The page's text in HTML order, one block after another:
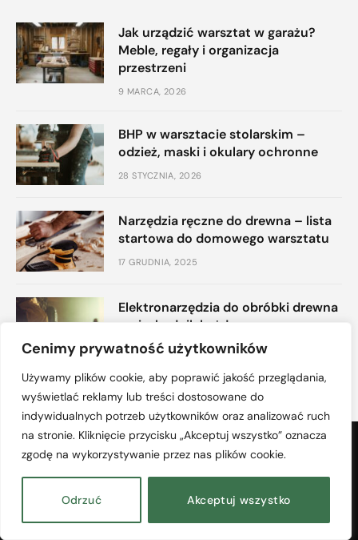
Cenimy prywatność użytkowników
Używamy plików cookie, aby poprawić jakość przeglądania,
wyświetlać reklamy lub treści dostosowane do
indywidualnych potrzeb użytkowników oraz analizować ruch
na stronie. Kliknięcie przycisku „Akceptuj wszystko” oznacza
zgodę na wykorzystywanie przez nas plików cookie.
Odrzuć Akceptuj wszystko
Jak urządzić warsztat w garażu?
Meble, regały i organizacja
przestrzeni
9 MARCA, 2026
BHP w warsztacie stolarskim –
odzież, maski i okulary ochronne
28 STYCZNIA, 2026
Narzędzia ręczne do drewna – lista
startowa do domowego warsztatu
17 GRUDNIA, 2025
Elektronarzędzia do obróbki drewna
– niezbędnik każdego
majsterkowicza